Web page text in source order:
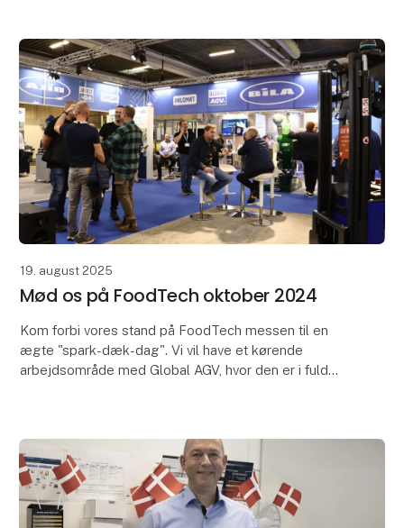
19. august 2025
Mød os på FoodTech oktober 2024
Kom forbi vores stand på FoodTech messen til en
ægte "spark-dæk-dag". Vi vil have et kørende
arbejdsområde med Global AGV, hvor den er i fuld